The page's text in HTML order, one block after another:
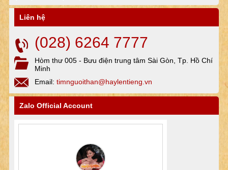
Liên hệ
(028) 6264 7777
Hòm thư 005 - Bưu điện trung tâm Sài Gòn, Tp. Hồ Chí
Minh
Email: timnguoithan@haylentieng.vn
Zalo Official Account